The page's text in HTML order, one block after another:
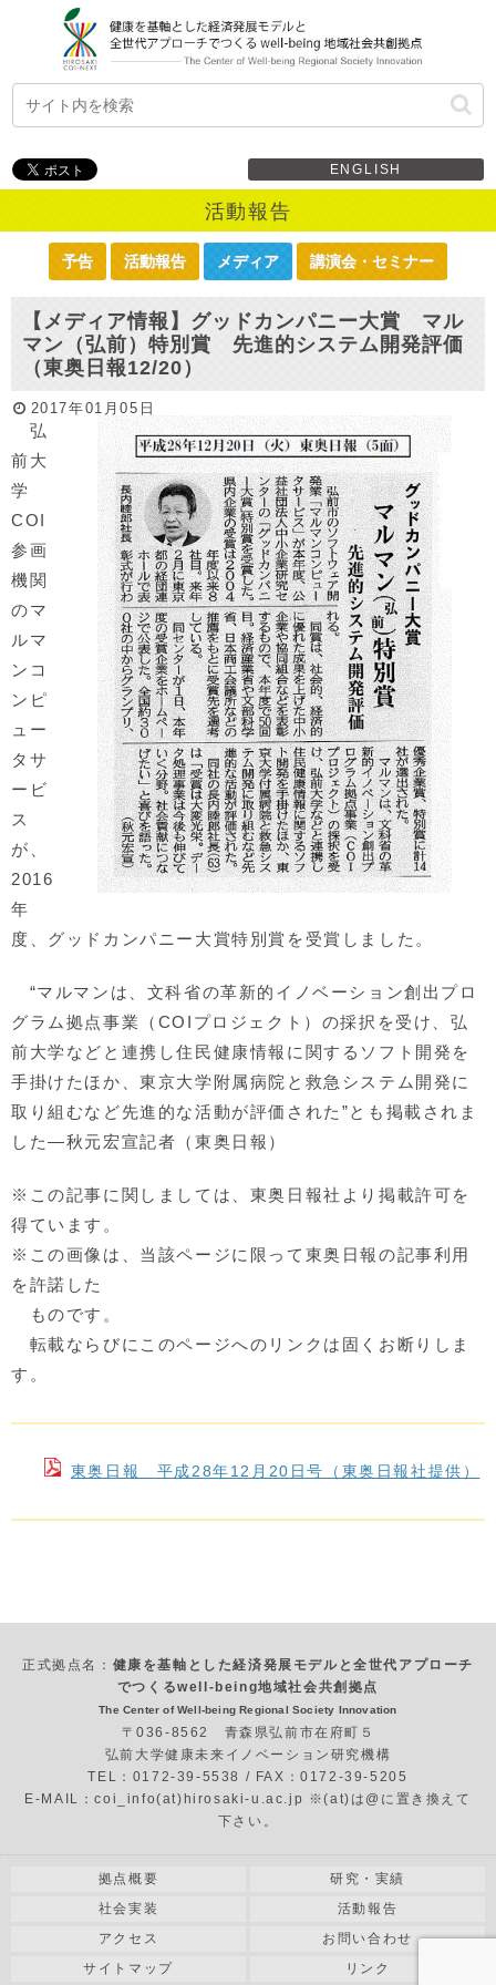
ENGLISH
活動報告
予告 活動報告 メディア 講演会・セミナー
【メディア情報】グッドカンパニー大賞 マル
マン（弘前）特別賞 先進的システム開発評価
（東奥日報12/20）
2017年01月05日
弘
前大
学
COI
参画
機関
のマ
ルマ
ンコ
ンピ
ュー
タサ
ービ
ス
が、
2016
年
度、グッドカンパニー大賞特別賞を受賞しました。
“マルマンは、文科省の革新的イノベーション創出プロ
グラム拠点事業（COIプロジェクト）の採択を受け、弘
前大学などと連携し住民健康情報に関するソフト開発を
手掛けたほか、東京大学附属病院と救急システム開発に
取り組むなど先進的な活動が評価された”とも掲載されま
した―秋元宏宣記者（東奥日報）
※この記事に関しましては、東奥日報社より掲載許可を
得ています。
※この画像は、当該ページに限って東奥日報の記事利用
を許諾した
ものです。
転載ならびにこのページへのリンクは固くお断りしま
す。
東奥日報 平成28年12月20日号（東奥日報社提供）
正式拠点名： 健康を基軸とした経済発展モデルと全世代アプローチ
でつくるwell-being地域社会共創拠点
The Center of Well-being Regional Society Innovation
〒036-8562 青森県弘前市在府町５
弘前大学健康未来イノベーション研究機構
TEL：0172-39-5538 / FAX：0172-39-5205
E-MAIL：coi_info(at)hirosaki-u.ac.jp ※(at)は@に置き換えて
下さい。
拠点概要
研究・実績
社会実装
活動報告
アクセス
お問い合わせ
サイトマップ
リンク